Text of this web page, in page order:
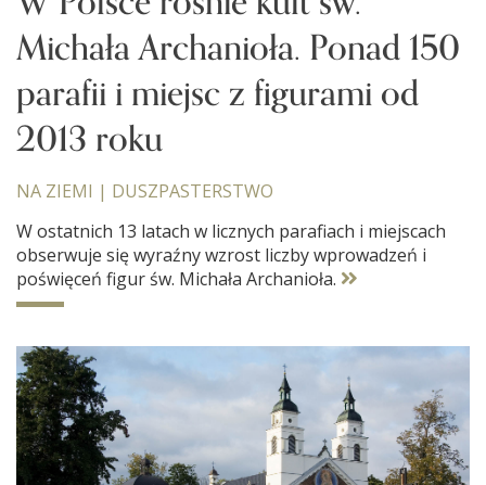
Michała Archanioła. Ponad 150
parafii i miejsc z figurami od
2013 roku
NA ZIEMI | DUSZPASTERSTWO
W ostatnich 13 latach w licznych parafiach i miejscach
obserwuje się wyraźny wzrost liczby wprowadzeń i
poświęceń figur św. Michała Archanioła.